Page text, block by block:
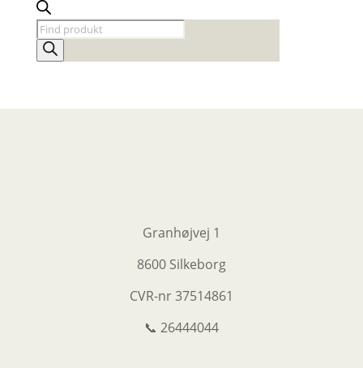
Products
search
Granhøjvej 1
8600 Silkeborg
CVR-nr37514861
📞 26444044